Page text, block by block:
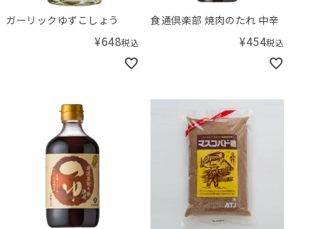
ガーリックゆずこしょう
¥648税込
食通倶楽部 焼肉のたれ 中辛
¥454税込